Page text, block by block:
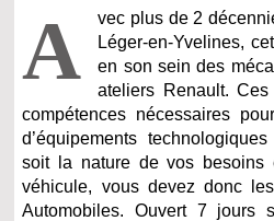
A
vec plus de 2
Léger-en-Yvelines,
en son sein des
ateliers Renault.
compétences nécessaires
d’équipements
soit la nature de vos besoins
véhicule, vous devez donc
Automobiles. Ouvert 7 jours